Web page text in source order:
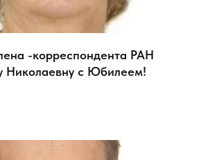
-корреспондента РАН
Николаевну с Юбилеем!